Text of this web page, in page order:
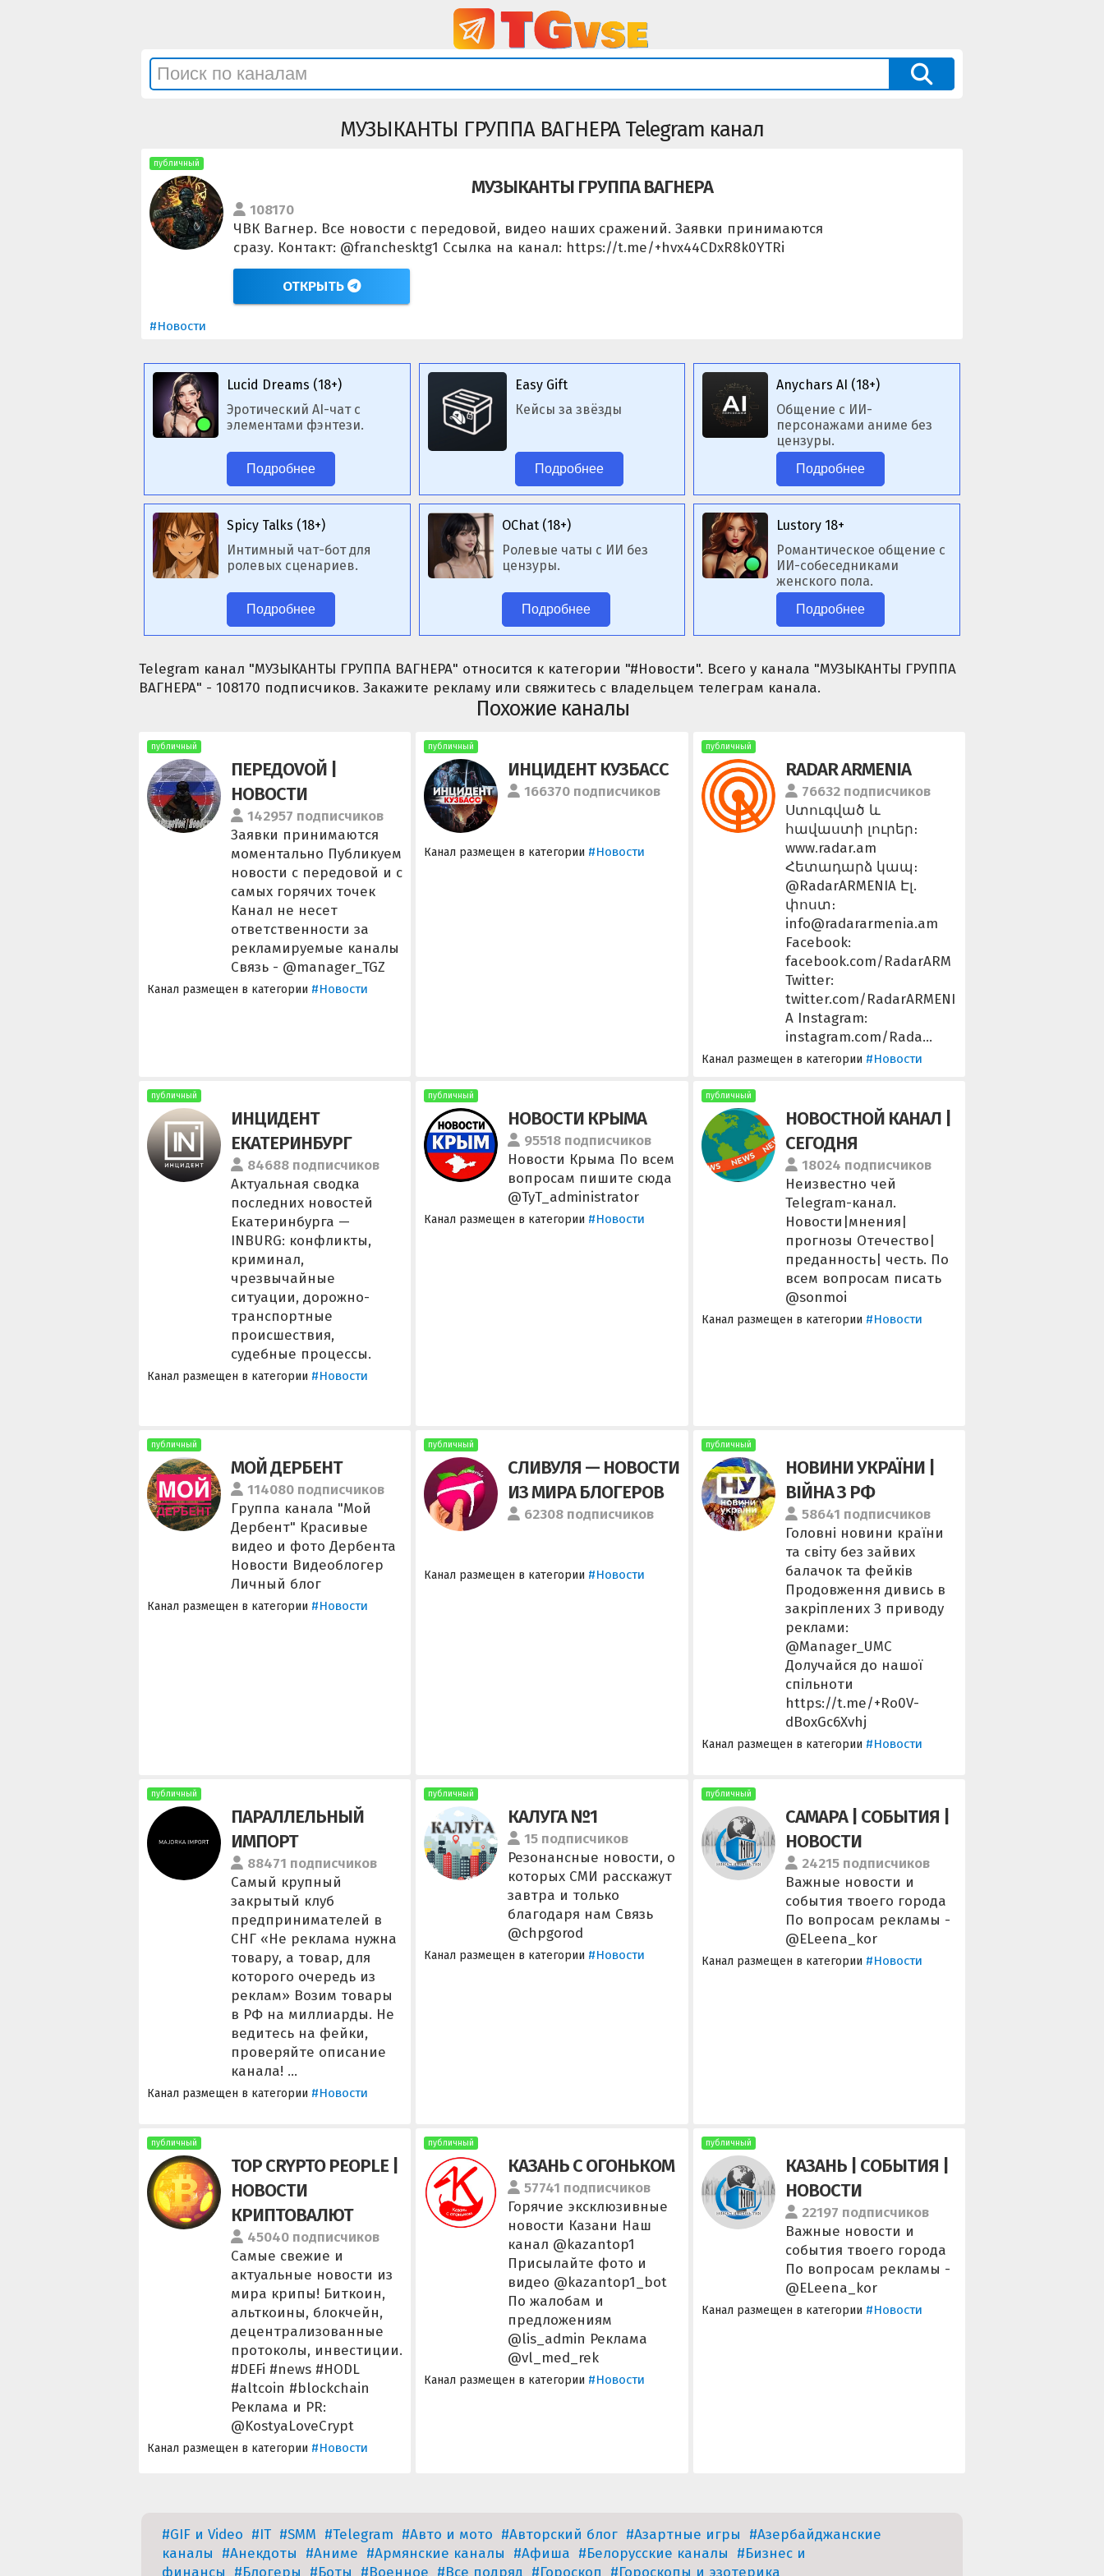
МУЗЫКАНТЫ ГРУППА ВАГНЕРА Telegram канал
публичный
МУЗЫКАНТЫ ГРУППА ВАГНЕРА
108170
ЧВК Вагнер. Все новости с передовой, видео наших сражений. Заявки принимаются
сразу. Контакт: @franchesktg1 Ссылка на канал: https://t.me/+hvx44CDxR8k0YTRi
ОТКРЫТЬ
#Новости
Lucid Dreams (18+)
Эротический AI-чат с
элементами фэнтези.
Подробнее
Easy Gift
Кейсы за звёзды
Подробнее
Anychars AI (18+)
Общение с ИИ-
персонажами аниме без
цензуры.
Подробнее
Spicy Talks (18+)
Интимный чат-бот для
ролевых сценариев.
Подробнее
OChat (18+)
Ролевые чаты с ИИ без
цензуры.
Подробнее
Lustory 18+
Романтическое общение с
ИИ-собеседниками
женского пола.
Подробнее
Telegram канал "МУЗЫКАНТЫ ГРУППА ВАГНЕРА" относится к категории "#Новости". Всего у канала "МУЗЫКАНТЫ ГРУППА
ВАГНЕРА" - 108170 подписчиков. Закажите рекламу или свяжитесь с владельцем телеграм канала.
Похожие каналы
публичный
ПЕРЕДОVОЙ |
НОВОСТИ
142957 подписчиков
Заявки принимаются
моментально Публикуем
новости с передовой и с
самых горячих точек
Канал не несет
ответственности за
рекламируемые каналы
Связь - @manager_TGZ
Канал размещен в категории #Новости
публичный
ИНЦИДЕНТ КУЗБАСС ️
166370 подписчиков
Канал размещен в категории #Новости
публичный
RADAR ARMENIA
76632 подписчиков
Ստուգված և
հավաստի լուրեր։
www.radar.am
Հետադարձ կապ։
@RadarARMENIA Էլ.
փոստ։
info@radararmenia.am
Facebook:
facebook.com/RadarARM
Twitter:
twitter.com/RadarARMENI
A Instagram:
instagram.com/Rada...
Канал размещен в категории #Новости
публичный
ИНЦИДЕНТ
ЕКАТЕРИНБУРГ
84688 подписчиков
Актуальная сводка
последних новостей
Екатеринбурга —
INBURG: конфликты,
криминал,
чрезвычайные
ситуации, дорожно-
транспортные
происшествия,
судебные процессы.
Канал размещен в категории #Новости
публичный
НОВОСТИ КРЫМА
95518 подписчиков
Новости Крыма По всем
вопросам пишите сюда
@TyT_administrator
Канал размещен в категории #Новости
публичный
НОВОСТНОЙ КАНАЛ |
СЕГОДНЯ
18024 подписчиков
Неизвестно чей
Telegram-канал.
Новости|мнения|
прогнозы Отечество|
преданность| честь. По
всем вопросам писать
@sonmoi
Канал размещен в категории #Новости
публичный
МОЙ ДЕРБЕНТ
114080 подписчиков
Группа канала "Мой
Дербент" Красивые
видео и фото Дербента
Новости Видеоблогер
Личный блог
Канал размещен в категории #Новости
публичный
СЛИВУЛЯ — НОВОСТИ
ИЗ МИРА БЛОГЕРОВ
62308 подписчиков
Канал размещен в категории #Новости
публичный
НОВИНИ УКРАЇНИ |
ВІЙНА З РФ
58641 подписчиков
Головні новини країни
та світу без зайвих
балачок та фейків
Продовження дивись в
закріплених З приводу
реклами:
@Manager_UMC
Долучайся до нашої
спільноти
https://t.me/+Ro0V-
dBoxGc6Xvhj
Канал размещен в категории #Новости
публичный
ПАРАЛЛЕЛЬНЫЙ
ИМПОРТ
88471 подписчиков
Самый крупный
закрытый клуб
предпринимателей в
СНГ «Не реклама нужна
товару, а товар, для
которого очередь из
реклам» Возим товары
в РФ на миллиарды. Не
ведитесь на фейки,
проверяйте описание
канала! ...
Канал размещен в категории #Новости
публичный
КАЛУГА №1
15 подписчиков
Резонансные новости, о
которых СМИ расскажут
завтра и только
благодаря нам Связь
@chpgorod
Канал размещен в категории #Новости
публичный
САМАРА | СОБЫТИЯ |
НОВОСТИ
24215 подписчиков
Важные новости и
события твоего города
По вопросам рекламы -
@ELeena_kor
Канал размещен в категории #Новости
публичный
TOP CRYPTO PEOPLE |
НОВОСТИ
КРИПТОВАЛЮТ
45040 подписчиков
Самые свежие и
актуальные новости из
мира крипы! Биткоин,
альткоины, блокчейн,
децентрализованные
протоколы, инвестиции.
#DEFi #news #HODL
#altcoin #blockchain
Реклама и PR:
@KostyaLoveCrypt
Канал размещен в категории #Новости
публичный
КАЗАНЬ С ОГОНЬКОМ
57741 подписчиков
Горячие эксклюзивные
новости Казани Наш
канал @kazantop1
Присылайте фото и
видео @kazantop1_bot
По жалобам и
предложениям
@lis_admin Реклама
@vl_med_rek
Канал размещен в категории #Новости
публичный
КАЗАНЬ | СОБЫТИЯ |
НОВОСТИ
22197 подписчиков
Важные новости и
события твоего города
По вопросам рекламы -
@ELeena_kor
Канал размещен в категории #Новости
#GIF и Video #IT #SMM #Telegram #Авто и мото #Авторский блог #Азартные игры
#Азербайджанские
каналы
#Анекдоты #Аниме #Армянские каналы #Афиша #Белорусские каналы
#Бизнес и
финансы
#Блогеры #Боты #Военное #Все подряд #Гороскоп #Гороскопы и эзотерика